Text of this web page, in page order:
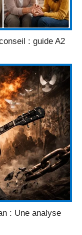
: guide A2
: Une analyse